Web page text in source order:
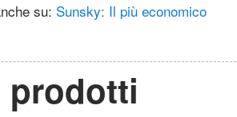
su: Sunsky: Il più economico
prodotti